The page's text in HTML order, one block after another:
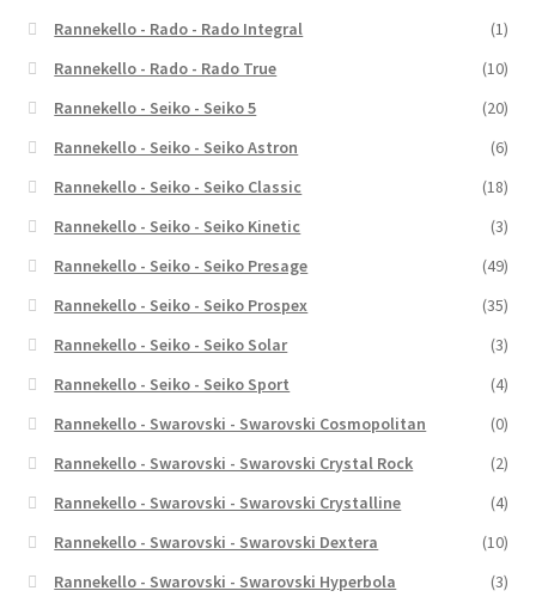
Rannekello - Rado - Rado Integral
(1)
Rannekello - Rado - Rado True
(10)
Rannekello - Seiko - Seiko 5
(20)
Rannekello - Seiko - Seiko Astron
(6)
Rannekello - Seiko - Seiko Classic
(18)
Rannekello - Seiko - Seiko Kinetic
(3)
Rannekello - Seiko - Seiko Presage
(49)
Rannekello - Seiko - Seiko Prospex
(35)
Rannekello - Seiko - Seiko Solar
(3)
Rannekello - Seiko - Seiko Sport
(4)
Rannekello - Swarovski - Swarovski Cosmopolitan
(0)
Rannekello - Swarovski - Swarovski Crystal Rock
(2)
Rannekello - Swarovski - Swarovski Crystalline
(4)
Rannekello - Swarovski - Swarovski Dextera
(10)
Rannekello - Swarovski - Swarovski Hyperbola
(3)